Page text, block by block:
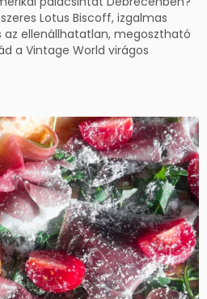
Lotus Biscoff, izgalmas
az ellenállhatatlan, megosztható
a Vintage World virágos